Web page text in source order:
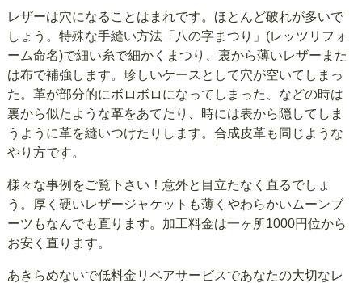
レザーは穴になることはまれです。ほとんど破れが多いで
しょう。特殊な手縫い方法「八の字まつり」(レッツリフォ
ーム命名)で細い糸で細かくまつり、裏から薄いレザーまた
は布で補強します。珍しいケースとして穴が空いてしまっ
た。革が部分的にボロボロになってしまった、などの時は
裏から似たような革をあてたり、時には表から隠してしま
うように革を縫いつけたりします。合成皮革も同じような
やり方です。
様々な事例をご覧下さい！意外と目立たなく直るでしょ
う。厚く硬いレザージャケットも薄くやわらかいムーンブ
ーツもなんでも直ります。加工料金は一ヶ所1000円位から
お安く直ります。
あきらめないで低料金リペアサービスであなたの大切なレ